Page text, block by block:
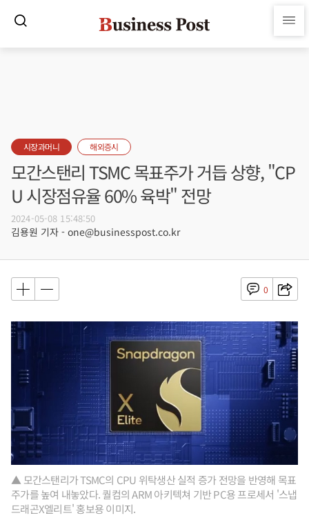
시장과머니 해외증시
모간스탠리 TSMC 목표주가 거듭 상향, "CP
U 시장점유율 60% 육박" 전망
2024-05-08 15:48:50
김용원 기자 - one@businesspost.co.kr
0
▲ 모간스탠리가 TSMC의 CPU 위탁생산 실적 증가 전망을 반영해 목표
주가를 높여 내놓았다. 퀄컴의 ARM 아키텍쳐 기반 PC용 프로세서 '스냅
드래곤X엘리트' 홍보용 이미지.